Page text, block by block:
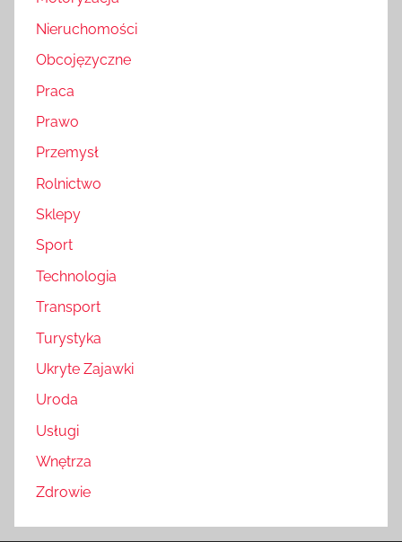
Nieruchomości
Obcojęzyczne
Praca
Prawo
Przemysł
Rolnictwo
Sklepy
Sport
Technologia
Transport
Turystyka
Ukryte Zajawki
Uroda
Usługi
Wnętrza
Zdrowie